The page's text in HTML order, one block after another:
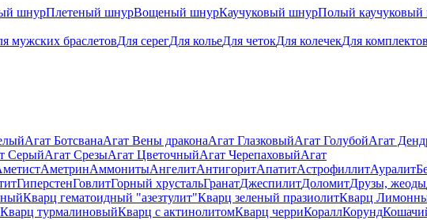
шнурПлетеный шнурВощеный шнурКаучуковый шнурПолый
мужских браслетовДля серегДля кольеДля четокДля колечекДля
Агат БотсванаАгат Вены драконаАгат ГлазковыйАгат ГолубойАгат
СерыйАгат СрезыАгат ЦветочныйАгат ЧерепаховыйАгат
АметринАммонитыАнгелитАнтигоритАпатитАстрофиллитАуралит
ГиперстенГовлитГорный хрустальГранатДжеспилитДоломитДрузы, жеоды
Кварц гематоидный "азезтулит"Кварц зеленый празиолитКварц
Кварц турмалиновыйКварц с актинолитомКварц черриКораллКорунд